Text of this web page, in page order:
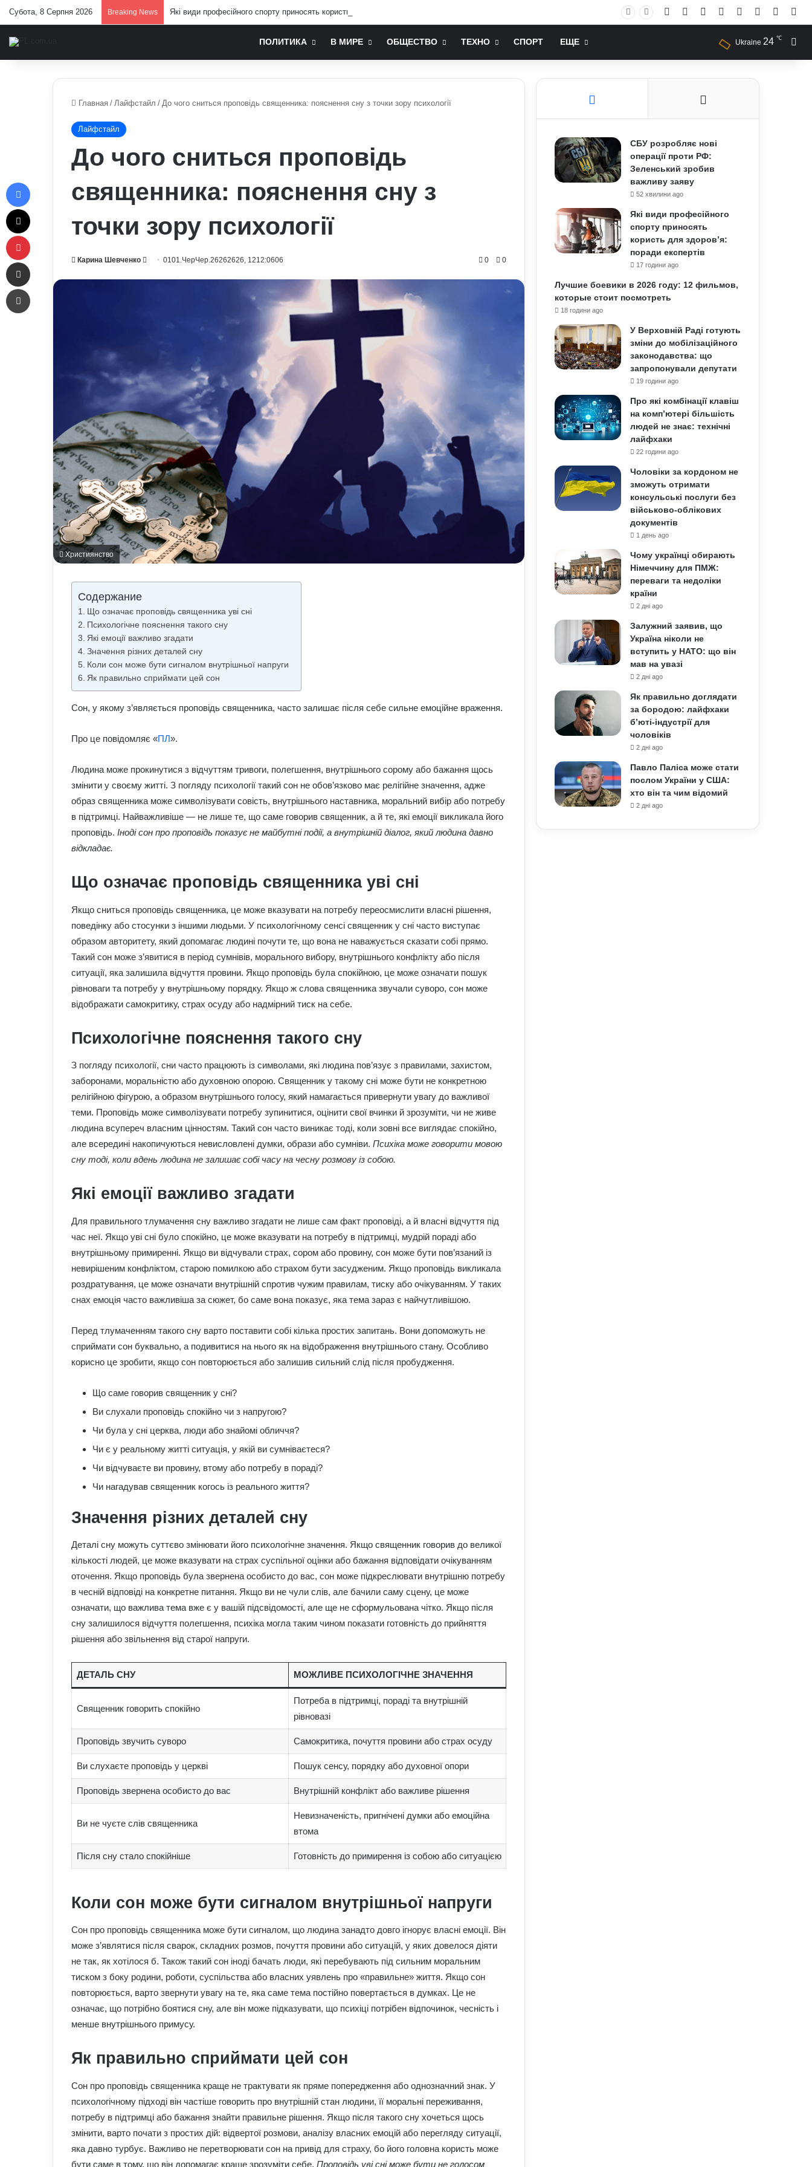
Субота, 8 Серпня 2026 Breaking News Які види професійного спорту приносять користь для здоров’я: поради експертів Facebook YouTubeInstagram
RSS Log In
ПОЛИТИКА В МИРЕ ОБЩЕСТВО ТЕХНО СПОРТ ЕЩЕ Ukraine 24 ℃
Главная / Лайфстайл / До чого сниться проповідь священника: пояснення сну з точки зору психології
Лайфстайл
До чого сниться проповідь
священника: пояснення сну з
точки зору психології
Карина Шевченко
Send0101.ЧерЧер.26262626, 1212:0606 0 0
Християнство
Содержание
Що означає проповідь священника уві сні
Психологічне пояснення такого сну
Які емоції важливо згадати
Значення різних деталей сну
Коли сон може бути сигналом внутрішньої напруги
Як правильно сприймати цей сон
Сон, у якому з’являється проповідь священника, часто залишає після себе сильне емоційне враження.
Про це повідомляє «ПЛ».
Людина може прокинутися з відчуттям тривоги, полегшення, внутрішнього сорому або бажання щось
змінити у своєму житті. З погляду психології такий сон не обов’язково має релігійне значення, адже
образ священника може символізувати совість, внутрішнього наставника, моральний вибір або потребу
в підтримці. Найважливіше — не лише те, що саме говорив священник, а й те, які емоції викликала його
проповідь. Іноді сон про проповідь показує не майбутні події, а внутрішній діалог, який людина давно
відкладає.
Що означає проповідь священника уві сні
Якщо сниться проповідь священника, це може вказувати на потребу переосмислити власні рішення,
поведінку або стосунки з іншими людьми. У психологічному сенсі священник у сні часто виступає
образом авторитету, який допомагає людині почути те, що вона не наважується сказати собі прямо.
Такий сон може з’явитися в період сумнівів, морального вибору, внутрішнього конфлікту або після
ситуації, яка залишила відчуття провини. Якщо проповідь була спокійною, це може означати пошук
рівноваги та потребу у внутрішньому порядку. Якщо ж слова священника звучали суворо, сон може
відображати самокритику, страх осуду або надмірний тиск на себе.
Психологічне пояснення такого сну
З погляду психології, сни часто працюють із символами, які людина пов’язує з правилами, захистом,
заборонами, моральністю або духовною опорою. Священник у такому сні може бути не конкретною
релігійною фігурою, а образом внутрішнього голосу, який намагається привернути увагу до важливої
теми. Проповідь може символізувати потребу зупинитися, оцінити свої вчинки й зрозуміти, чи не живе
людина всупереч власним цінностям. Такий сон часто виникає тоді, коли зовні все виглядає спокійно,
але всередині накопичуються невисловлені думки, образи або сумніви. Психіка може говорити мовою
сну тоді, коли вдень людина не залишає собі часу на чесну розмову із собою.
Які емоції важливо згадати
Для правильного тлумачення сну важливо згадати не лише сам факт проповіді, а й власні відчуття під
час неї. Якщо уві сні було спокійно, це може вказувати на потребу в підтримці, мудрій пораді або
внутрішньому примиренні. Якщо ви відчували страх, сором або провину, сон може бути пов’язаний із
невирішеним конфліктом, старою помилкою або страхом бути засудженим. Якщо проповідь викликала
роздратування, це може означати внутрішній спротив чужим правилам, тиску або очікуванням. У таких
снах емоція часто важливіша за сюжет, бо саме вона показує, яка тема зараз є найчутливішою.
Перед тлумаченням такого сну варто поставити собі кілька простих запитань. Вони допоможуть не
сприймати сон буквально, а подивитися на нього як на відображення внутрішнього стану. Особливо
корисно це зробити, якщо сон повторюється або залишив сильний слід після пробудження.
Що саме говорив священник у сні?
Ви слухали проповідь спокійно чи з напругою?
Чи була у сні церква, люди або знайомі обличчя?
Чи є у реальному житті ситуація, у якій ви сумніваєтеся?
Чи відчуваєте ви провину, втому або потребу в пораді?
Чи нагадував священник когось із реального життя?
Значення різних деталей сну
Деталі сну можуть суттєво змінювати його психологічне значення. Якщо священник говорив до великої
кількості людей, це може вказувати на страх суспільної оцінки або бажання відповідати очікуванням
оточення. Якщо проповідь була звернена особисто до вас, сон може підкреслювати внутрішню потребу
в чесній відповіді на конкретне питання. Якщо ви не чули слів, але бачили саму сцену, це може
означати, що важлива тема вже є у вашій підсвідомості, але ще не сформульована чітко. Якщо після
сну залишилося відчуття полегшення, психіка могла таким чином показати готовність до прийняття
рішення або звільнення від старої напруги.
ДЕТАЛЬ СНУ МОЖЛИВЕ ПСИХОЛОГІЧНЕ ЗНАЧЕННЯ
Священник говорить спокійно
Потреба в підтримці, пораді та внутрішній
рівновазі
Проповідь звучить суворо Самокритика, почуття провини або страх осуду
Ви слухаєте проповідь у церкві Пошук сенсу, порядку або духовної опори
Проповідь звернена особисто до вас Внутрішній конфлікт або важливе рішення
Ви не чуєте слів священника
Невизначеність, пригнічені думки або емоційна
втома
Після сну стало спокійніше Готовність до примирення із собою або ситуацією
Коли сон може бути сигналом внутрішньої напруги
Сон про проповідь священника може бути сигналом, що людина занадто довго ігнорує власні емоції. Він
може з’являтися після сварок, складних розмов, почуття провини або ситуацій, у яких довелося діяти
не так, як хотілося б. Також такий сон іноді бачать люди, які перебувають під сильним моральним
тиском з боку родини, роботи, суспільства або власних уявлень про «правильне» життя. Якщо сон
повторюється, варто звернути увагу на те, яка саме тема постійно повертається в думках. Це не
означає, що потрібно боятися сну, але він може підказувати, що психіці потрібен відпочинок, чесність і
менше внутрішнього примусу.
Як правильно сприймати цей сон
Сон про проповідь священника краще не трактувати як пряме попередження або однозначний знак. У
психологічному підході він частіше говорить про внутрішній стан людини, її моральні переживання,
потребу в підтримці або бажання знайти правильне рішення. Якщо після такого сну хочеться щось
змінити, варто почати з простих дій: відвертої розмови, аналізу власних емоцій або перегляду ситуації,
яка давно турбує. Важливо не перетворювати сон на привід для страху, бо його головна користь може
бути саме в тому, що він допомагає краще зрозуміти себе. Проповідь уві сні може бути не голосом
До чого сняться мандри різними
країнами: пояснення сну з точки зору
психології
СБУ розробляє нові
операції проти РФ:
Зеленський зробив
важливу заяву
52 хвилини ago
Які види професійного
спорту приносять
користь для здоров’я:
поради експертів
17 години ago
Лучшие боевики в 2026 году: 12 фильмов,
которые стоит посмотреть
18 години ago
У Верховній Раді готують
зміни до мобілізаційного
законодавства: що
запропонували депутати
19 години ago
Про які комбінації клавіш
на комп’ютері більшість
людей не знає: технічні
лайфхаки
22 години ago
Чоловіки за кордоном не
зможуть отримати
консульські послуги без
військово-облікових
документів
1 день ago
Чому українці обирають
Німеччину для ПМЖ:
переваги та недоліки
країни
2 дні ago
Залужний заявив, що
Україна ніколи не
вступить у НАТО: що він
мав на увазі
2 дні ago
Як правильно доглядати
за бородою: лайфхаки
б’юті-індустрії для
чоловіків
2 дні ago
Павло Паліса може стати
послом України у США:
хто він та чим відомий
2 дні ago
Печать